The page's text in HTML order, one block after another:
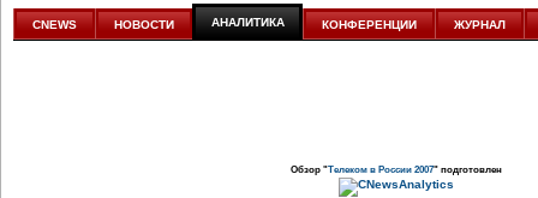
аналитике
CNEWS НОВОСТИ АНАЛИТИКА КОНФЕРЕНЦИИ ЖУРНАЛ
Обзор "Телеком в России 2007" подготовлен